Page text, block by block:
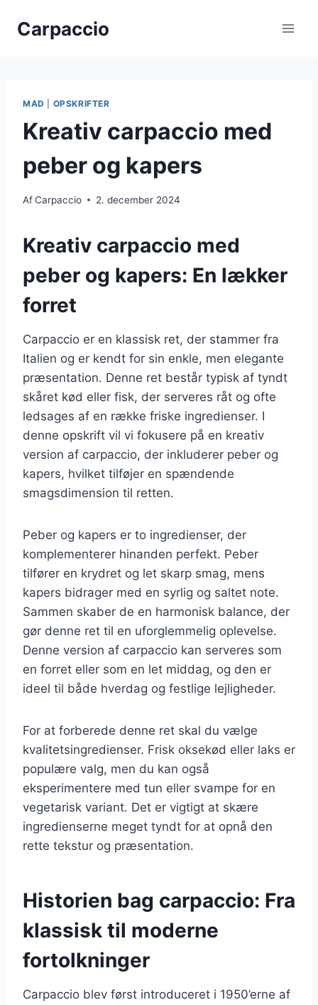
Carpaccio
MAD OPSKRIFTER
Kreativ carpaccio med
peber og kapers
AfCarpaccio 2. december 2024
Kreativ carpaccio med
peber og kapers: En lækker
forret
Carpaccio er en klassisk ret, der stammer fra
Italien og er kendt for sin enkle, men elegante
præsentation. Denne ret består typisk af tyndt
skåret kød eller fisk, der serveres råt og ofte
ledsages af en række friske ingredienser. I
denne opskrift vil vi fokusere på en kreativ
version af carpaccio, der inkluderer peber og
kapers, hvilket tilføjer en spændende
smagsdimension til retten.
Peber og kapers er to ingredienser, der
komplementerer hinanden perfekt. Peber
tilfører en krydret og let skarp smag, mens
kapers bidrager med en syrlig og saltet note.
Sammen skaber de en harmonisk balance, der
gør denne ret til en uforglemmelig oplevelse.
Denne version af carpaccio kan serveres som
en forret eller som en let middag, og den er
ideel til både hverdag og festlige lejligheder.
For at forberede denne ret skal du vælge
kvalitetsingredienser. Frisk oksekød eller laks er
populære valg, men du kan også
eksperimentere med tun eller svampe for en
vegetarisk variant. Det er vigtigt at skære
ingredienserne meget tyndt for at opnå den
rette tekstur og præsentation.
Historien bag carpaccio: Fra
klassisk til moderne
fortolkninger
Carpaccio blev først introduceret i 1950’erne af